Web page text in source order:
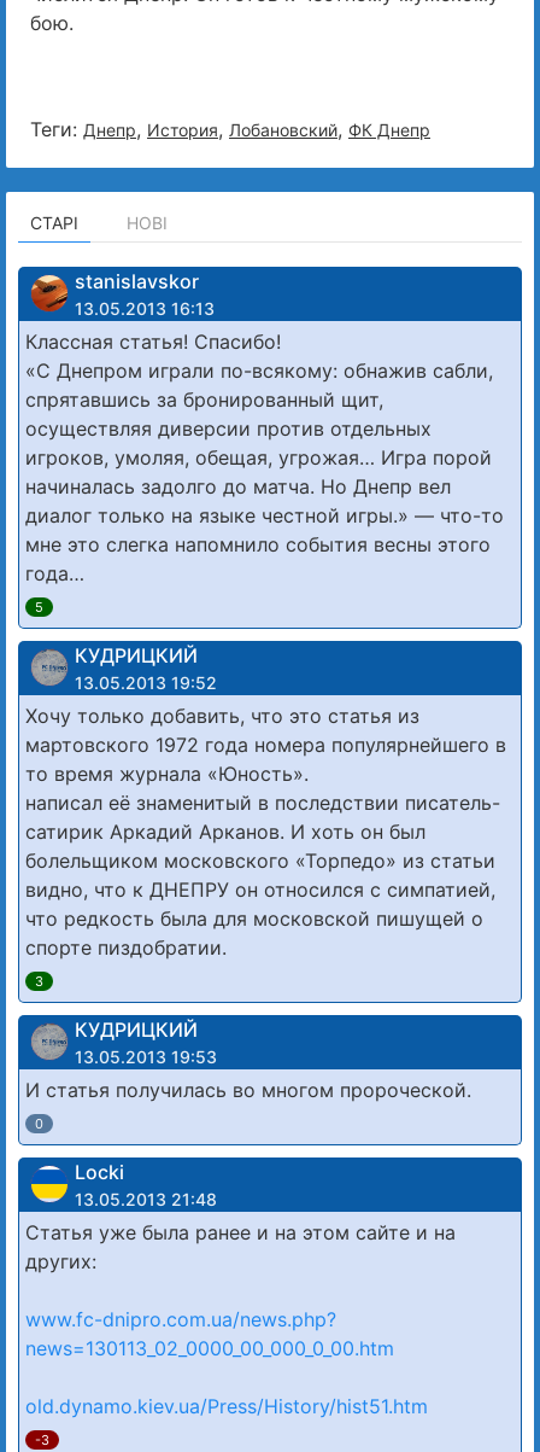
бою.
Теги: Днепр, История, Лобановский, ФК Днепр
СТАРІ НОВІ
stanislavskor
13.05.2013 16:13
Классная статья! Спасибо!
«С Днепром играли по-всякому: обнажив сабли,
спрятавшись за бронированный щит,
осуществляя диверсии против отдельных
игроков, умоляя, обещая, угрожая… Игра порой
начиналась задолго до матча. Но Днепр вел
диалог только на языке честной игры.» — что-то
мне это слегка напомнило события весны этого
года…
5
КУДРИЦКИЙ
13.05.2013 19:52
Хочу только добавить, что это статья из
мартовского 1972 года номера популярнейшего в
то время журнала «Юность».
написал её знаменитый в последствии писатель-
сатирик Аркадий Арканов. И хоть он был
болельщиком московского «Торпедо» из статьи
видно, что к ДНЕПРУ он относился с симпатией,
что редкость была для московской пишущей о
спорте пиздобратии.
3
КУДРИЦКИЙ
13.05.2013 19:53
И статья получилась во многом пророческой.
0
Locki
13.05.2013 21:48
Статья уже была ранее и на этом сайте и на
других:
www.fc-dnipro.com.ua/news.php?
news=130113_02_0000_00_000_0_00.htm
old.dynamo.kiev.ua/Press/History/hist51.htm
-3